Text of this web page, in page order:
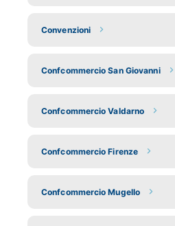
Convenzioni
Confcommercio San Giovanni
Confcommercio Valdarno
Confcommercio Firenze
Confcommercio Mugello